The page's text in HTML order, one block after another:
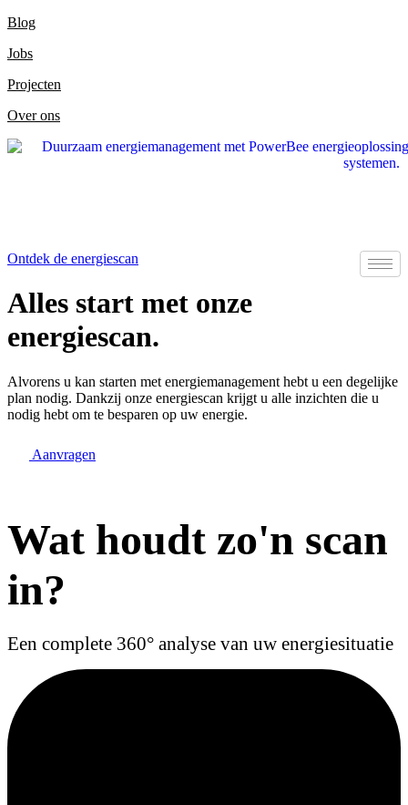
Ga
de
Blog
Jobs
Projecten
Over ons
Ontdek de energiescan
Alles start met onze
energiescan.
Alvorens u kan starten met energiemanagement hebt u een degelijke
plan nodig. Dankzij onze energiescan krijgt u alle inzichten die u
nodig hebt om te besparen op uw energie.
Aanvragen
Wat houdt zo'n scan
in?
Een complete 360° analyse van uw energiesituatie